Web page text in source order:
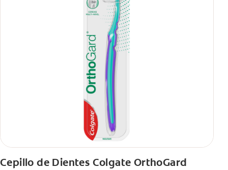
Cepillo de Dientes Colgate OrthoGard